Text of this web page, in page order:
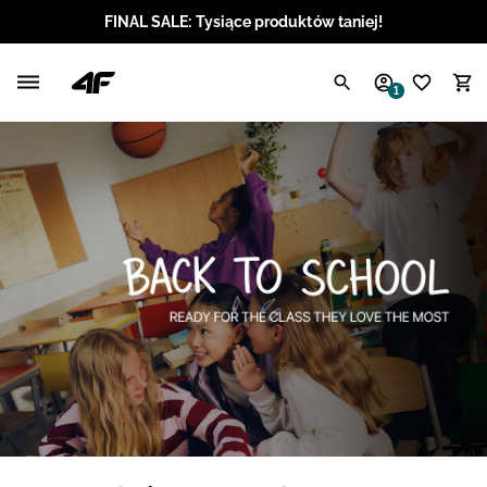
FINAL SALE: Tysiące produktów taniej!
1
Angielski / USD
Angielski / GBP
Chorwacki / EUR
Czeski / CZK
Litewski / EUR
Łotewski / EUR